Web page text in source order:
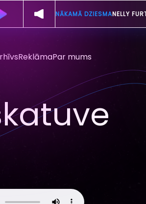
NĀKAMĀ DZIESMANELLY
ReklāmaPar mums